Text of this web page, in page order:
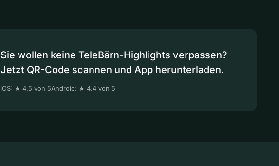
Sie wollen keine TeleBärn-Highlights verpassen?
Jetzt QR-Code scannen und App herunterladen.
iOS: ★ 4.5 von 5Android: ★ 4.4 von 5